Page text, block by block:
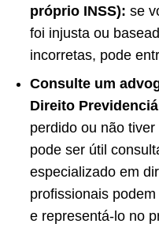
próprio INSS): se
foi injusta ou
incorretas, pode
Consulte um
Direito
perdido ou não
pode ser útil
especializado em
profissionais
e representá-lo no